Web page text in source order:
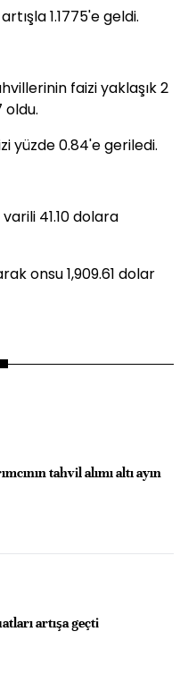
1.1775'e geldi.
faizi yaklaşık 2
yüzde 0.84'e geriledi.
41.10 dolara
onsu 1,909.61 dolar
tahvil alımı altı ayın
artışa geçti